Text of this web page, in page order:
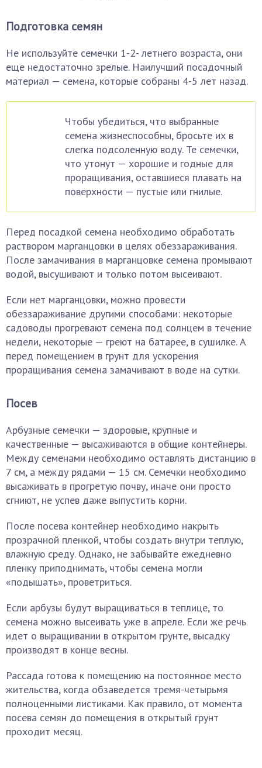
Подготовка семян
Не используйте семечки 1-2- летнего возраста, они
еще недостаточно зрелые. Наилучший посадочный
материал — семена, которые собраны 4-5 лет назад.
Чтобы убедиться, что выбранные
семена жизнеспособны, бросьте их в
слегка подсоленную воду. Те семечки,
что утонут — хорошие и годные для
проращивания, оставшиеся плавать на
поверхности — пустые или гнилые.
Перед посадкой семена необходимо обработать
раствором марганцовки в целях обеззараживания.
После замачивания в марганцовке семена промывают
водой, высушивают и только потом высеивают.
Если нет марганцовки, можно провести
обеззараживание другими способами: некоторые
садоводы прогревают семена под солнцем в течение
недели, некоторые — греют на батарее, в сушилке. А
перед помещением в грунт для ускорения
проращивания семена замачивают в воде на сутки.
Посев
Арбузные семечки — здоровые, крупные и
качественные — высаживаются в общие контейнеры.
Между семенами необходимо оставлять дистанцию в
7 см, а между рядами — 15 см. Семечки необходимо
высаживать в прогретую почву, иначе они просто
сгниют, не успев даже выпустить корни.
После посева контейнер необходимо накрыть
прозрачной пленкой, чтобы создать внутри теплую,
влажную среду. Однако, не забывайте ежедневно
пленку приподнимать, чтобы семена могли
«подышать», проветриться.
Если арбузы будут выращиваться в теплице, то
семена можно высеивать уже в апреле. Если же речь
идет о выращивании в открытом грунте, высадку
производят в конце весны.
Рассада готова к помещению на постоянное место
жительства, когда обзаведется тремя-четырьмя
полноценными листиками. Как правило, от момента
посева семян до помещения в открытый грунт
проходит месяц.